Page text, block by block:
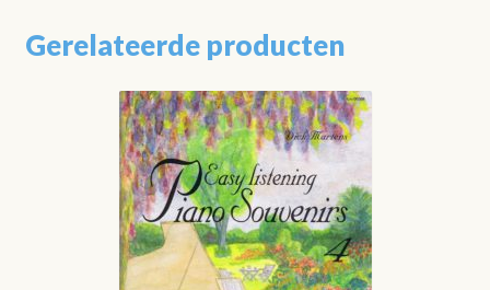
Gerelateerde producten